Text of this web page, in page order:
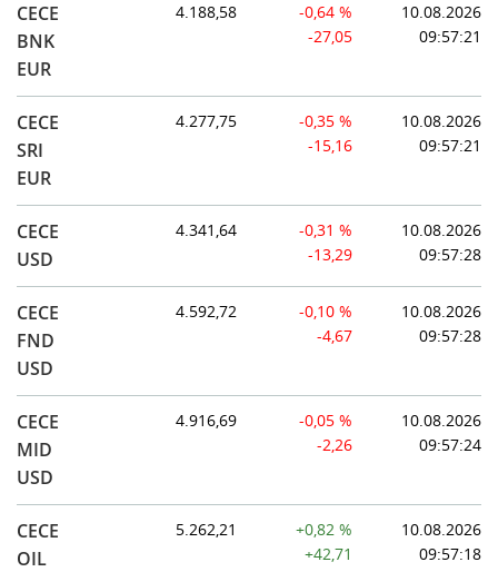
CECE
BNK
EUR
4.188,58
-0,64 %
-27,05
10.08.2026
09:57:21
CECE
SRI
EUR
4.277,75
-0,35 %
-15,16
10.08.2026
09:57:21
CECE
USD
4.341,64
-0,31 %
-13,29
10.08.2026
09:57:28
CECE
FND
USD
4.592,72
-0,10 %
-4,67
10.08.2026
09:57:28
CECE
MID
USD
4.916,69
-0,05 %
-2,26
10.08.2026
09:57:24
CECE
OIL
5.262,21
+0,82 %
+42,71
10.08.2026
09:57:18